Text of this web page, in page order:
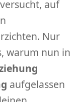
auf
Nur
warum nun in
aufgelassen